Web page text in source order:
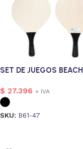
SET DE JUEGOS BEACH
$ 27.396 + IVA
SKU: B61-47